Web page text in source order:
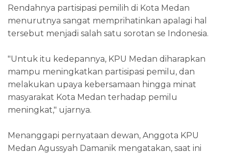
Rendahnya partisipasi pemilih di Kota Medan
menurutnya sangat memprihatinkan apalagi hal
tersebut menjadi salah satu sorotan se Indonesia.
"Untuk itu kedepannya, KPU Medan diharapkan
mampu meningkatkan partisipasi pemilu, dan
melakukan upaya kebersamaan hingga minat
masyarakat Kota Medan terhadap pemilu
meningkat," ujarnya.
Menanggapi pernyataan dewan, Anggota KPU
Medan Agussyah Damanik mengatakan, saat ini